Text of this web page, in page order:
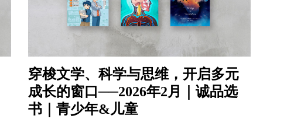
穿梭文学、科学与思维，开启多元
成长的窗口──2026年2月｜诚品选
书｜青少年&儿童